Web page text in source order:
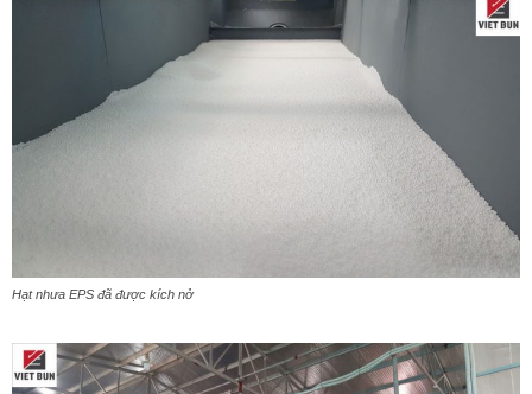
Hạt nhưa EPS đã được kích nở